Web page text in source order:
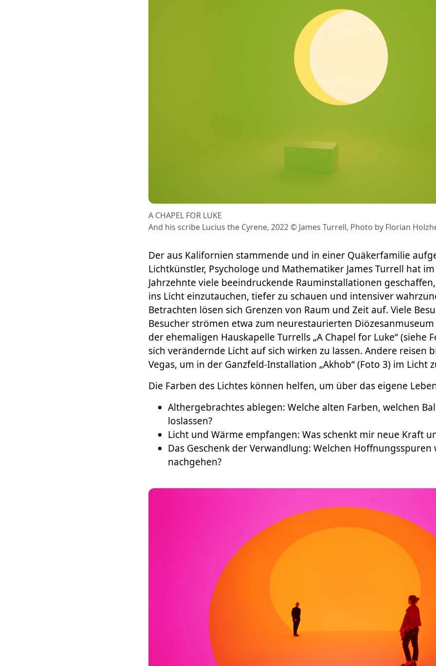
A CHAPEL FOR LUKE
And his scribe Lucius the Cyrene, 2022 © James Turrell, Photo by Florian
Der aus Kalifornien stammende und in einer Quäkerfamilie
Lichtkünstler, Psychologe und Mathematiker James Turrell hat
Jahrzehnte viele beeindruckende Rauminstallationen
ins Licht einzutauchen, tiefer zu schauen und intensiver
Betrachten lösen sich Grenzen von Raum und Zeit auf. Viele
Besucher strömen etwa zum neurestaurierten
der ehemaligen Hauskapelle Turrells „A Chapel for Luke“ (siehe
sich verändernde Licht auf sich wirken zu lassen. Andere reisen
Vegas, um in der Ganzfeld-Installation „Akhob“ (Foto 3) im Licht
Die Farben des Lichtes können helfen, um über das eigene
Althergebrachtes ablegen: Welche alten Farben, welchen
loslassen?
Licht und Wärme empfangen: Was schenkt mir neue Kraft
Das Geschenk der Verwandlung: Welchen Hoffnungsspuren
nachgehen?